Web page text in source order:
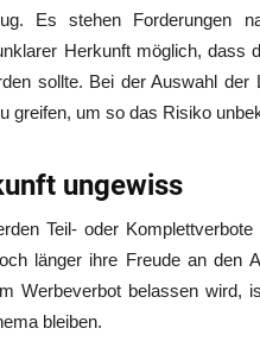
Es stehen Forderungen
Herkunft möglich,
sollte. Bei der Auswahl
greifen, um so das Risiko
ungewiss
Teil- oder
länger ihre Freude an den
Werbeverbot belassen
bleiben.